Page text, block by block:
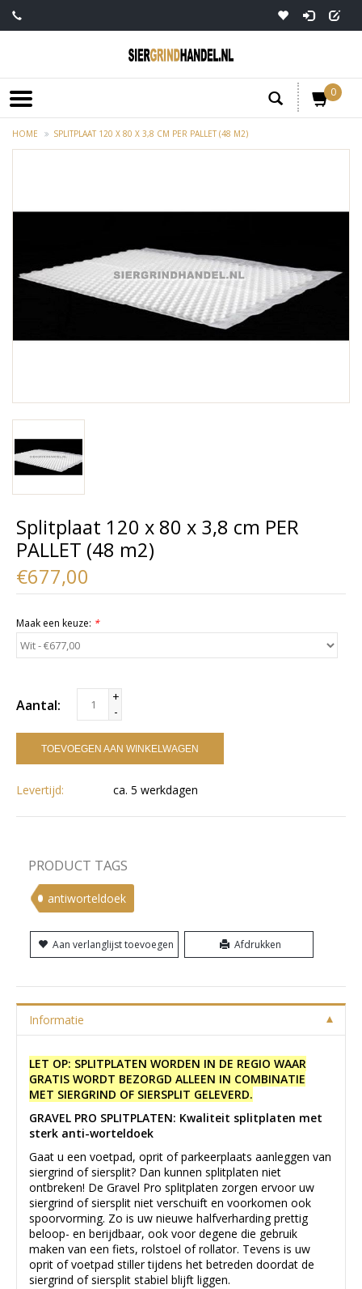
0
HOME SPLITPLAAT 120 X 80 X 3,8 CM PER PALLET (48 M2)
Splitplaat 120 x 80 x 3,8 cm PER
PALLET (48 m2)
€677,00
Maak een keuze: *
Aantal:
+
-
TOEVOEGEN AAN WINKELWAGEN
Levertijd: ca. 5 werkdagen
PRODUCT TAGS
antiworteldoek
Aan verlanglijst toevoegen Afdrukken
Informatie
LET OP: SPLITPLATEN WORDEN IN DE REGIO WAAR
GRATIS WORDT BEZORGD ALLEEN IN COMBINATIE
MET SIERGRIND OF SIERSPLIT GELEVERD.
GRAVEL PRO SPLITPLATEN: Kwaliteit splitplaten met
sterk anti-worteldoek
Gaat u een voetpad, oprit of parkeerplaats aanleggen van
siergrind of siersplit? Dan kunnen splitplaten niet
ontbreken! De Gravel Pro splitplaten zorgen ervoor uw
siergrind of siersplit niet verschuift en voorkomen ook
spoorvorming. Zo is uw nieuwe halfverharding prettig
beloop- en berijdbaar, ook voor degene die gebruik
maken van een fiets, rolstoel of rollator. Tevens is uw
oprit of voetpad stiller tijdens het betreden doordat de
siergrind of siersplit stabiel blijft liggen.